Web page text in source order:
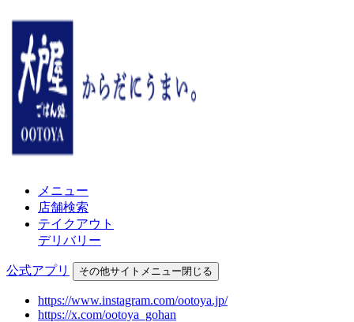
メニュー
店舗検索
テイクアウト
デリバリー
公式アプリ その他サイトメニュー閉じる
https://www.instagram.com/ootoya.jp/
https://x.com/ootoya_gohan